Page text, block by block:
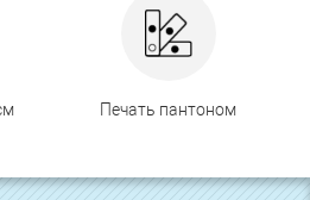
Печать пантоном